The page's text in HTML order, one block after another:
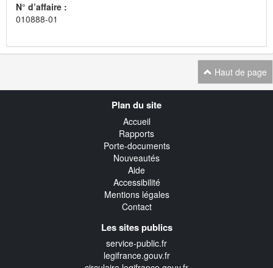
N° d’affaire :
010888-01
Haut de page
Plan du site
Accueil
Rapports
Porte-documents
Nouveautés
Aide
Accessibilité
Mentions légales
Contact
Les sites publics
service-public.fr
legifrance.gouv.fr